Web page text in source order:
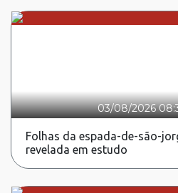
03/08/2026
Folhas da espada-de-são-
revelada em estudo